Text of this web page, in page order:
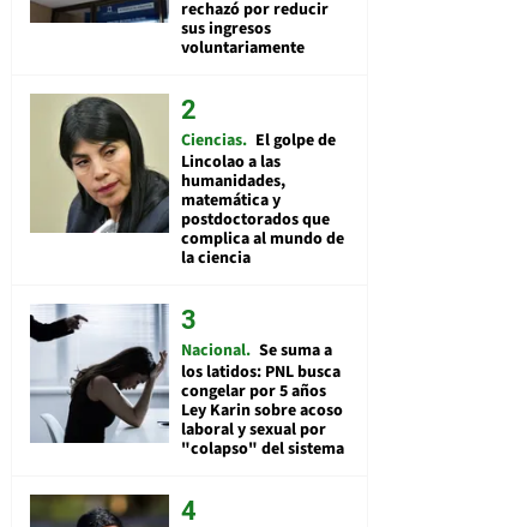
rechazó por reducir
sus ingresos
voluntariamente
Ciencias El golpe de
Lincolao a las
humanidades,
matemática y
postdoctorados que
complica al mundo de
la ciencia
Nacional Se suma a
los latidos: PNL busca
congelar por 5 años
Ley Karin sobre acoso
laboral y sexual por
"colapso" del sistema